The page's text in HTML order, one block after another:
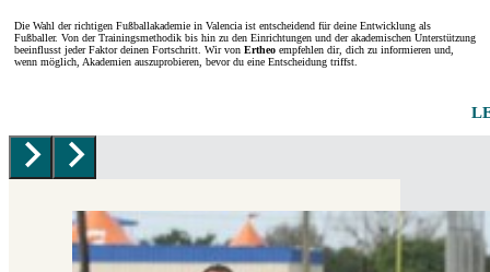
Die Wahl der richtigen Fußballakademie in Valencia ist entscheidend für deine Entwicklung als
Fußballer. Von der Trainingsmethodik bis hin zu den Einrichtungen und der akademischen Unterstützung
beeinflusst jeder Faktor deinen Fortschritt. Wir von Ertheo empfehlen dir, dich zu informieren und,
wenn möglich, Akademien auszuprobieren, bevor du eine Entscheidung triffst.